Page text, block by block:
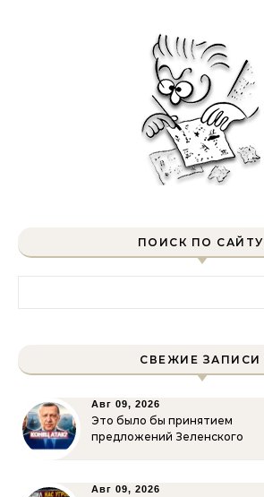
ПОИСК ПО САЙТУ
СВЕЖИЕ ЗАПИСИ
Авг 09, 2026
Это было бы принятием
предложений Зеленского
Авг 09, 2026